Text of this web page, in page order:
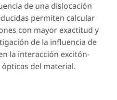
de una dislocación
permiten calcular
con mayor exactitud y
de la influencia de
la interacción excitón-
del material.